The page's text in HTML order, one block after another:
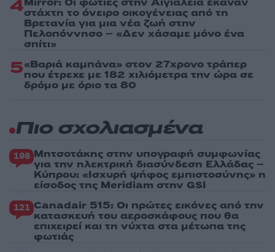
4Mirror: Οι φωτιές στην Αιγιάλεια έκαναν
στάχτη το όνειρο οικογένειας από τη
Βρετανία για μια νέα ζωή στην
Πελοπόννησο – «Δεν χάσαμε μόνο ένα
σπίτι»
5«Βαριά καμπάνα» στον 27χρονο τράπερ
που έτρεχε με 182 χιλιόμετρα την ώρα σε
δρόμο με όριο τα 80
Πιο σχολιασμένα
198 Μητσοτάκης στην υπογραφή συμφωνίας
για την ηλεκτρική διασύνδεση Ελλάδας –
Κύπρου: «Ισχυρή ψήφος εμπιστοσύνης» η
είσοδος της Meridiam στην GSI
121 Canadair 515: Οι πρώτες εικόνες από την
κατασκευή του αεροσκάφους που θα
επιχειρεί και τη νύχτα στα μέτωπα της
φωτιάς